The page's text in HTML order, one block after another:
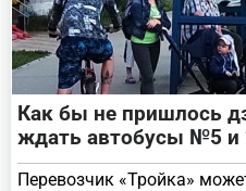
Как бы не пришлось
ждать автобусы №5 и
Перевозчик «Тройка»